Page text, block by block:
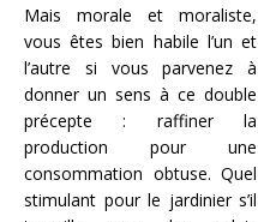
Mais morale et moraliste,
vous êtes bien habile l’un et
l’autre si vous parvenez à
donner un sens à ce double
précepte : raffiner la
production pour une
consommation obtuse. Quel
stimulant pour le jardinier s’il